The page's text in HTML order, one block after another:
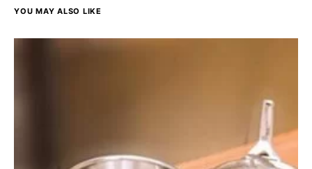
YOU MAY ALSO LIKE